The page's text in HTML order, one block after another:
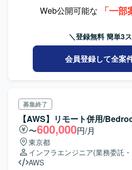
Web公開可能な
「一部
＼登録無料 簡単3
会員登録して全案
募集終了
【AWS】リモート併用/
〜600,000円/月
東京都
インフラエンジニア(業務委託
AWS